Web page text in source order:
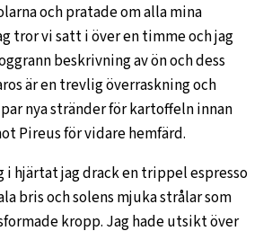
och pratade om alla mina
tror vi satt i över en timme och jag
beskrivning av ön och dess
är en trevlig överraskning och
nya stränder för kartoffeln innan
Pireus för vidare hemfärd.
i hjärtat jag drack en trippel espresso
bris och solens mjuka strålar som
kropp. Jag hade utsikt över